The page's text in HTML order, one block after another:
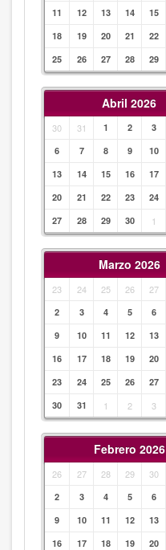
11
12 13 14 15
18
19 20 21 22
25
26 27 28 29
Abril 2026
30 31 1 2 3
6
7 8 9 10
13
14 15 16 17
20
21 22 23 24
27
28 29 30 1
Marzo 2026
23 24 25 26 27
2
3 4 5 6
9
10 11 12 13
16
17 18 19 20
23
24 25 26 27
30
31 1 2 3
Febrero 2026
26 27 28 29 30
2
3 4 5 6
9
10 11 12 13
16
17 18 19 20